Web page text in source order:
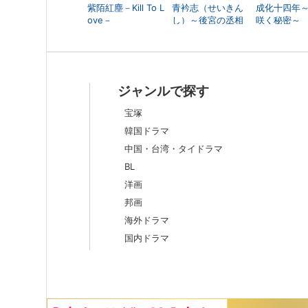
紫陌紅塵－Kill To L
ove－
青衿志（せいきん
し）～後宮の丞相
成化十四年
咲く秘密～
ジャンルで探す
宝塚
韓国ドラマ
中国・台湾・タイドラマ
BL
洋画
邦画
海外ドラマ
国内ドラマ